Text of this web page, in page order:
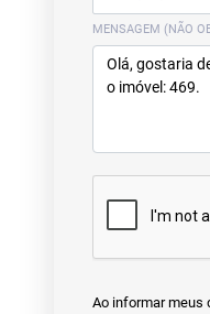
MENSAGEM (NÃO
Ao informar meus